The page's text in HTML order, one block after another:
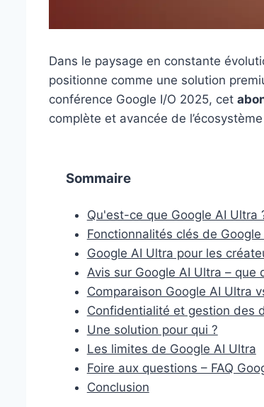
Dans le paysage en constante
positionne comme une solution
conférence Google I/O 2025, cet
complète et avancée de
Sommaire
Qu'est-ce que Google AI Ultra
Fonctionnalités clés de
Google AI Ultra pour les
Avis sur Google AI Ultra – que
Comparaison Google AI Ultra
Confidentialité et gestion des
Une solution pour qui ?
Les limites de Google AI Ultra
Foire aux questions – FAQ
Conclusion